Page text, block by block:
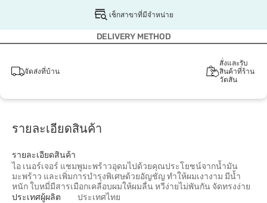
เช็กสาขาที่มีจำหน่าย
DELIVERY METHOD
จัดส่งที่บ้าน
สั่งและรับ
สินค้าที่ร้าน
วัตสัน
รายละเอียดสินค้า
รายละเอียดสินค้า
ไอ เนอร์เจอร์ แชมพูมะพร้าวอุดมไปด้วยคุณประโยชน์จากน้ำมัน
มะพร้าว และเพิ่มการบำรุงพิเศษด้วยอัญชัญ ทำให้ผมเงางาม มีน้ำ
หนัก ใบหมี่มีสารเมือกเคลือบผมให้ผมลื่น หวีง่ายไม่พันกัน จัดทรงง่าย
ประเทศผู้ผลิต
ประเทศไทย